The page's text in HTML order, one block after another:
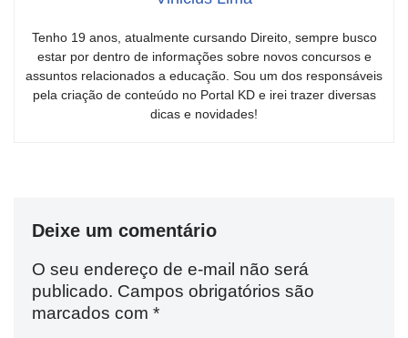
Tenho 19 anos, atualmente cursando Direito, sempre busco
estar por dentro de informações sobre novos concursos e
assuntos relacionados a educação. Sou um dos responsáveis
pela criação de conteúdo no Portal KD e irei trazer diversas
dicas e novidades!
Deixe um comentário
O seu endereço de e-mail não será
publicado. Campos obrigatórios são
marcados com *